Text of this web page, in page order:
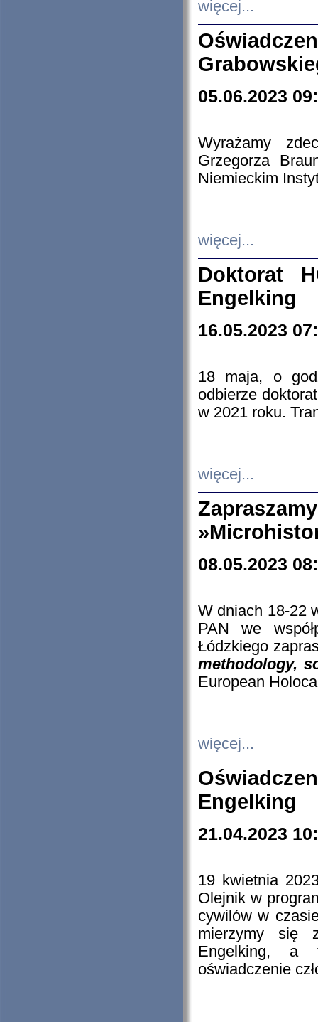
więcej...
05.06.2023
Wyrażamy
Grzegorza
Niemieckim
więcej...
Doktorat
Engelking
16.05.2023
18 maja, o
odbierze
w 2021 roku.
więcej...
08.05.2023
W dniach 18-22
PAN we
Łódzkiego
methodology,
European
więcej...
Engelking
21.04.2023
19 kwietnia
Olejnik w
cywilów w
mierzymy się
Engelking, a
oświadczenie